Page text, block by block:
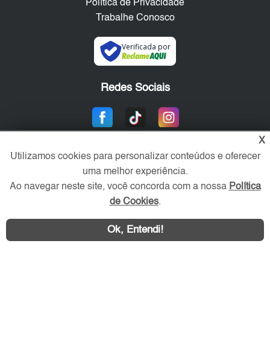
Política de Privacidade
Trabalhe Conosco
Verificada por
Redes Sociais
acesse sua conta:
X
Utilizamos cookies para personalizar conteúdos e oferecer
uma melhor experiência.
Ao navegar neste site, você concorda com a nossa Política
de Cookies.
Ok, Entendi!